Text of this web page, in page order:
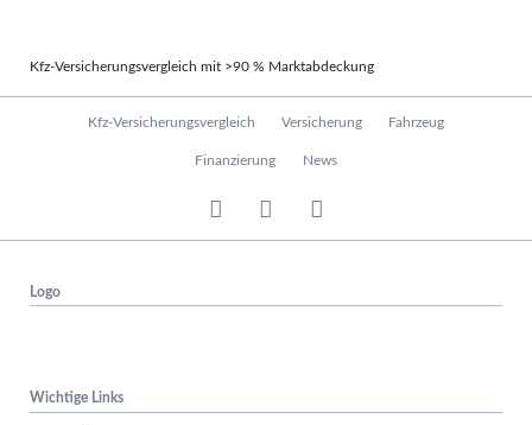
Kfz-Versicherungsvergleich mit >90 % Marktabdeckung
r
Kfz-Versicherungsvergleich Versicherung Fahrzeug
Finanzierung News
Logo
Wichtige Links